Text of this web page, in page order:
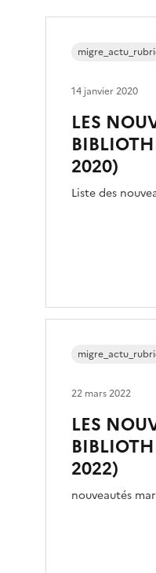
LES
2020)
Liste des
14 janvier 2020
LES
2022)
nouveautés
22 mars 2022